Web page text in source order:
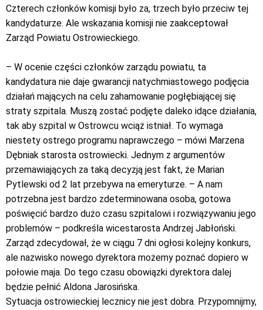
Czterech członków komisji było za, trzech było przeciw tej
kandydaturze. Ale wskazania komisji nie zaakceptował
Zarząd Powiatu Ostrowieckiego.
– W ocenie części członków zarządu powiatu, ta
kandydatura nie daje gwarancji natychmiastowego podjęcia
działań mających na celu zahamowanie pogłębiającej się
straty szpitala. Muszą zostać podjęte daleko idące działania,
tak aby szpital w Ostrowcu wciąż istniał. To wymaga
niestety ostrego programu naprawczego – mówi Marzena
Dębniak starosta ostrowiecki. Jednym z argumentów
przemawiających za taką decyzją jest fakt, że Marian
Pytlewski od 2 lat przebywa na emeryturze. – A nam
potrzebna jest bardzo zdeterminowana osoba, gotowa
poświęcić bardzo dużo czasu szpitalowi i rozwiązywaniu jego
problemów – podkreśla wicestarosta Andrzej Jabłoński.
Zarząd zdecydował, że w ciągu 7 dni ogłosi kolejny konkurs,
ale nazwisko nowego dyrektora możemy poznać dopiero w
połowie maja. Do tego czasu obowiązki dyrektora dalej
będzie pełnić Aldona Jarosińska.
Sytuacja ostrowieckiej lecznicy nie jest dobra. Przypomnijmy,